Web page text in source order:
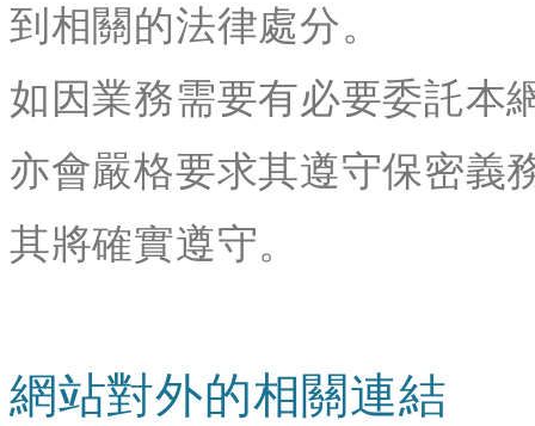
到相關的法律處分。
如因業務需要有必要委託本
亦會嚴格要求其遵守保密義
其將確實遵守。
網站對外的相關連結